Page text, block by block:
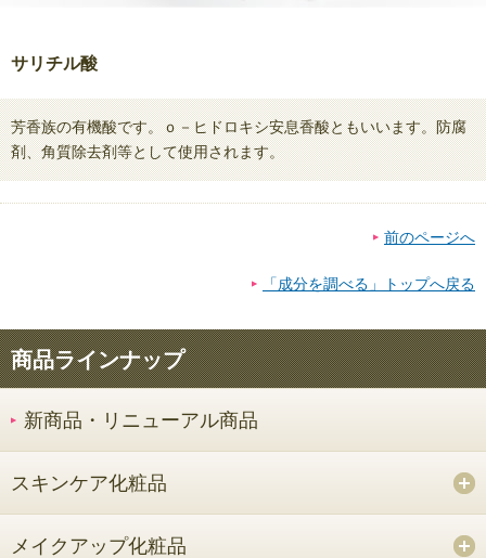
サリチル酸
芳香族の有機酸です。ｏ－ヒドロキシ安息香酸ともいいます。防腐
剤、角質除去剤等として使用されます。
前のページへ
「成分を調べる」トップへ戻る
商品ラインナップ
新商品・リニューアル商品
スキンケア化粧品
メイクアップ化粧品